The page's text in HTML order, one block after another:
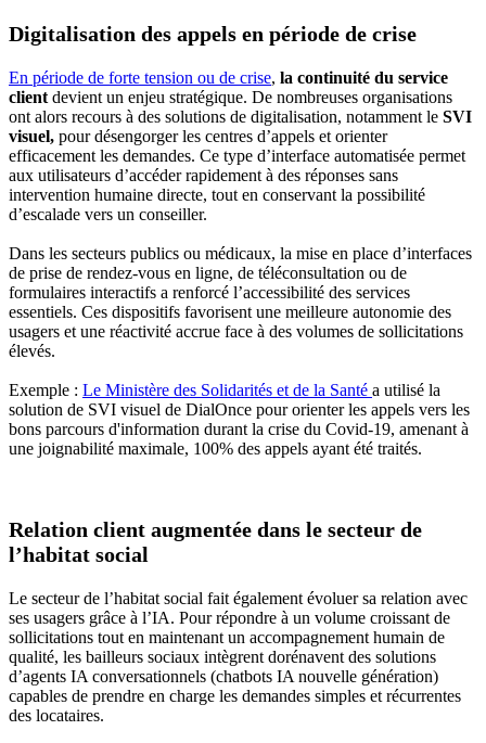
Digitalisation des appels en période de crise
En période de forte tension ou de crise, la continuité du service
client devient un enjeu stratégique. De nombreuses organisations
ont alors recours à des solutions de digitalisation, notamment le SVI
visuel, pour désengorger les centres d’appels et orienter
efficacement les demandes. Ce type d’interface automatisée permet
aux utilisateurs d’accéder rapidement à des réponses sans
intervention humaine directe, tout en conservant la possibilité
d’escalade vers un conseiller.
Dans les secteurs publics ou médicaux, la mise en place d’interfaces
de prise de rendez-vous en ligne, de téléconsultation ou de
formulaires interactifs a renforcé l’accessibilité des services
essentiels. Ces dispositifs favorisent une meilleure autonomie des
usagers et une réactivité accrue face à des volumes de sollicitations
élevés.
Exemple : Le Ministère des Solidarités et de la Santé a utilisé la
solution de SVI visuel de DialOnce pour orienter les appels vers les
bons parcours d'information durant la crise du Covid-19, amenant à
une joignabilité maximale, 100% des appels ayant été traités.
Relation client augmentée dans le secteur de
l’habitat social
Le secteur de l’habitat social fait également évoluer sa relation avec
ses usagers grâce à l’IA. Pour répondre à un volume croissant de
sollicitations tout en maintenant un accompagnement humain de
qualité, les bailleurs sociaux intègrent dorénavent des solutions
d’agents IA conversationnels (chatbots IA nouvelle génération)
capables de prendre en charge les demandes simples et récurrentes
des locataires.